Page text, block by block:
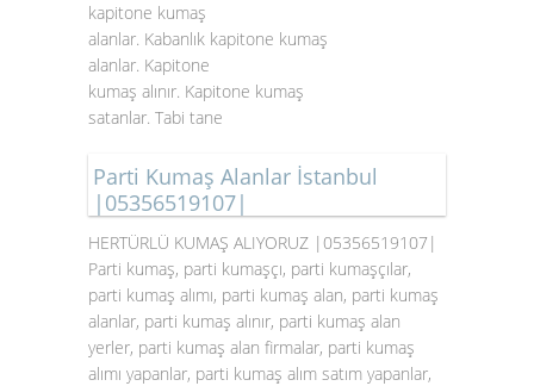
kapitone kumaş
alanlar. Kabanlık kapitone kumaş
alanlar. Kapitone
kumaş alınır. Kapitone kumaş
satanlar. Tabi tane
Parti Kumaş Alanlar İstanbul
|05356519107|
HERTÜRLÜ KUMAŞ ALIYORUZ |05356519107|
Parti kumaş, parti kumaşçı, parti kumaşçılar,
parti kumaş alımı, parti kumaş alan, parti kumaş
alanlar, parti kumaş alınır, parti kumaş alan
yerler, parti kumaş alan firmalar, parti kumaş
alımı yapanlar, parti kumaş alım satım yapanlar,